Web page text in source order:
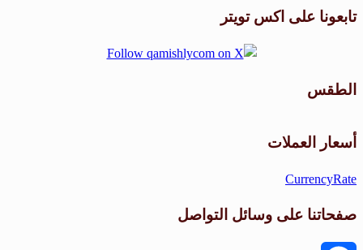
تابعونا على اكس تويتر
الطقس
أسعار العملات
CurrencyRate
صفحاتنا على وسائل التواصل